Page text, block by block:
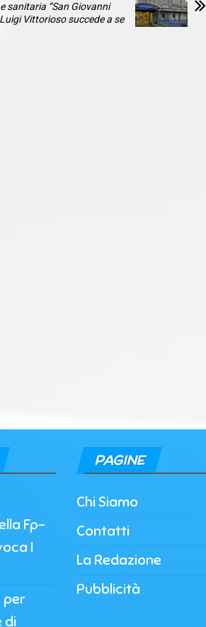
sanitaria “San Giovanni
Luigi Vittorioso succede a se
Fp-
I
per
di
PAGINE
Chi Siamo
Contatti
La Redazione
Pubblicità